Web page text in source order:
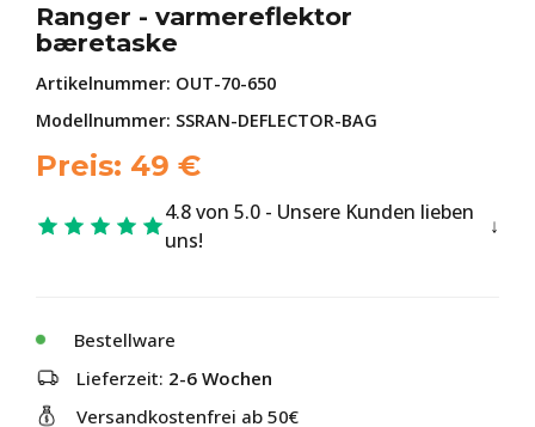
Ranger - varmereflektor
bæretaske
Artikelnummer: OUT-70-650
Modellnummer: SSRAN-DEFLECTOR-BAG
Preis: 49 €
4.8 von 5.0 - Unsere Kunden lieben
uns!
Bestellware
Lieferzeit: 2-6 Wochen
Versandkostenfrei ab 50€